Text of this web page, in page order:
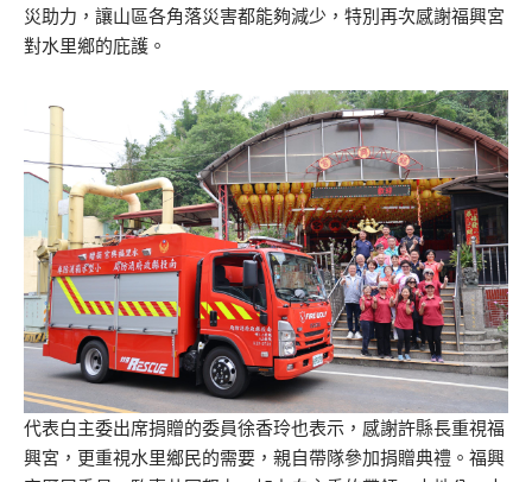
災助力，讓山區各角落災害都能夠減少，特別再次感謝福興宮
對水里鄉的庇護。
代表白主委出席捐贈的委員徐香玲也表示，感謝許縣長重視福
興宮，更重視水里鄉民的需要，親自帶隊參加捐贈典禮。福興